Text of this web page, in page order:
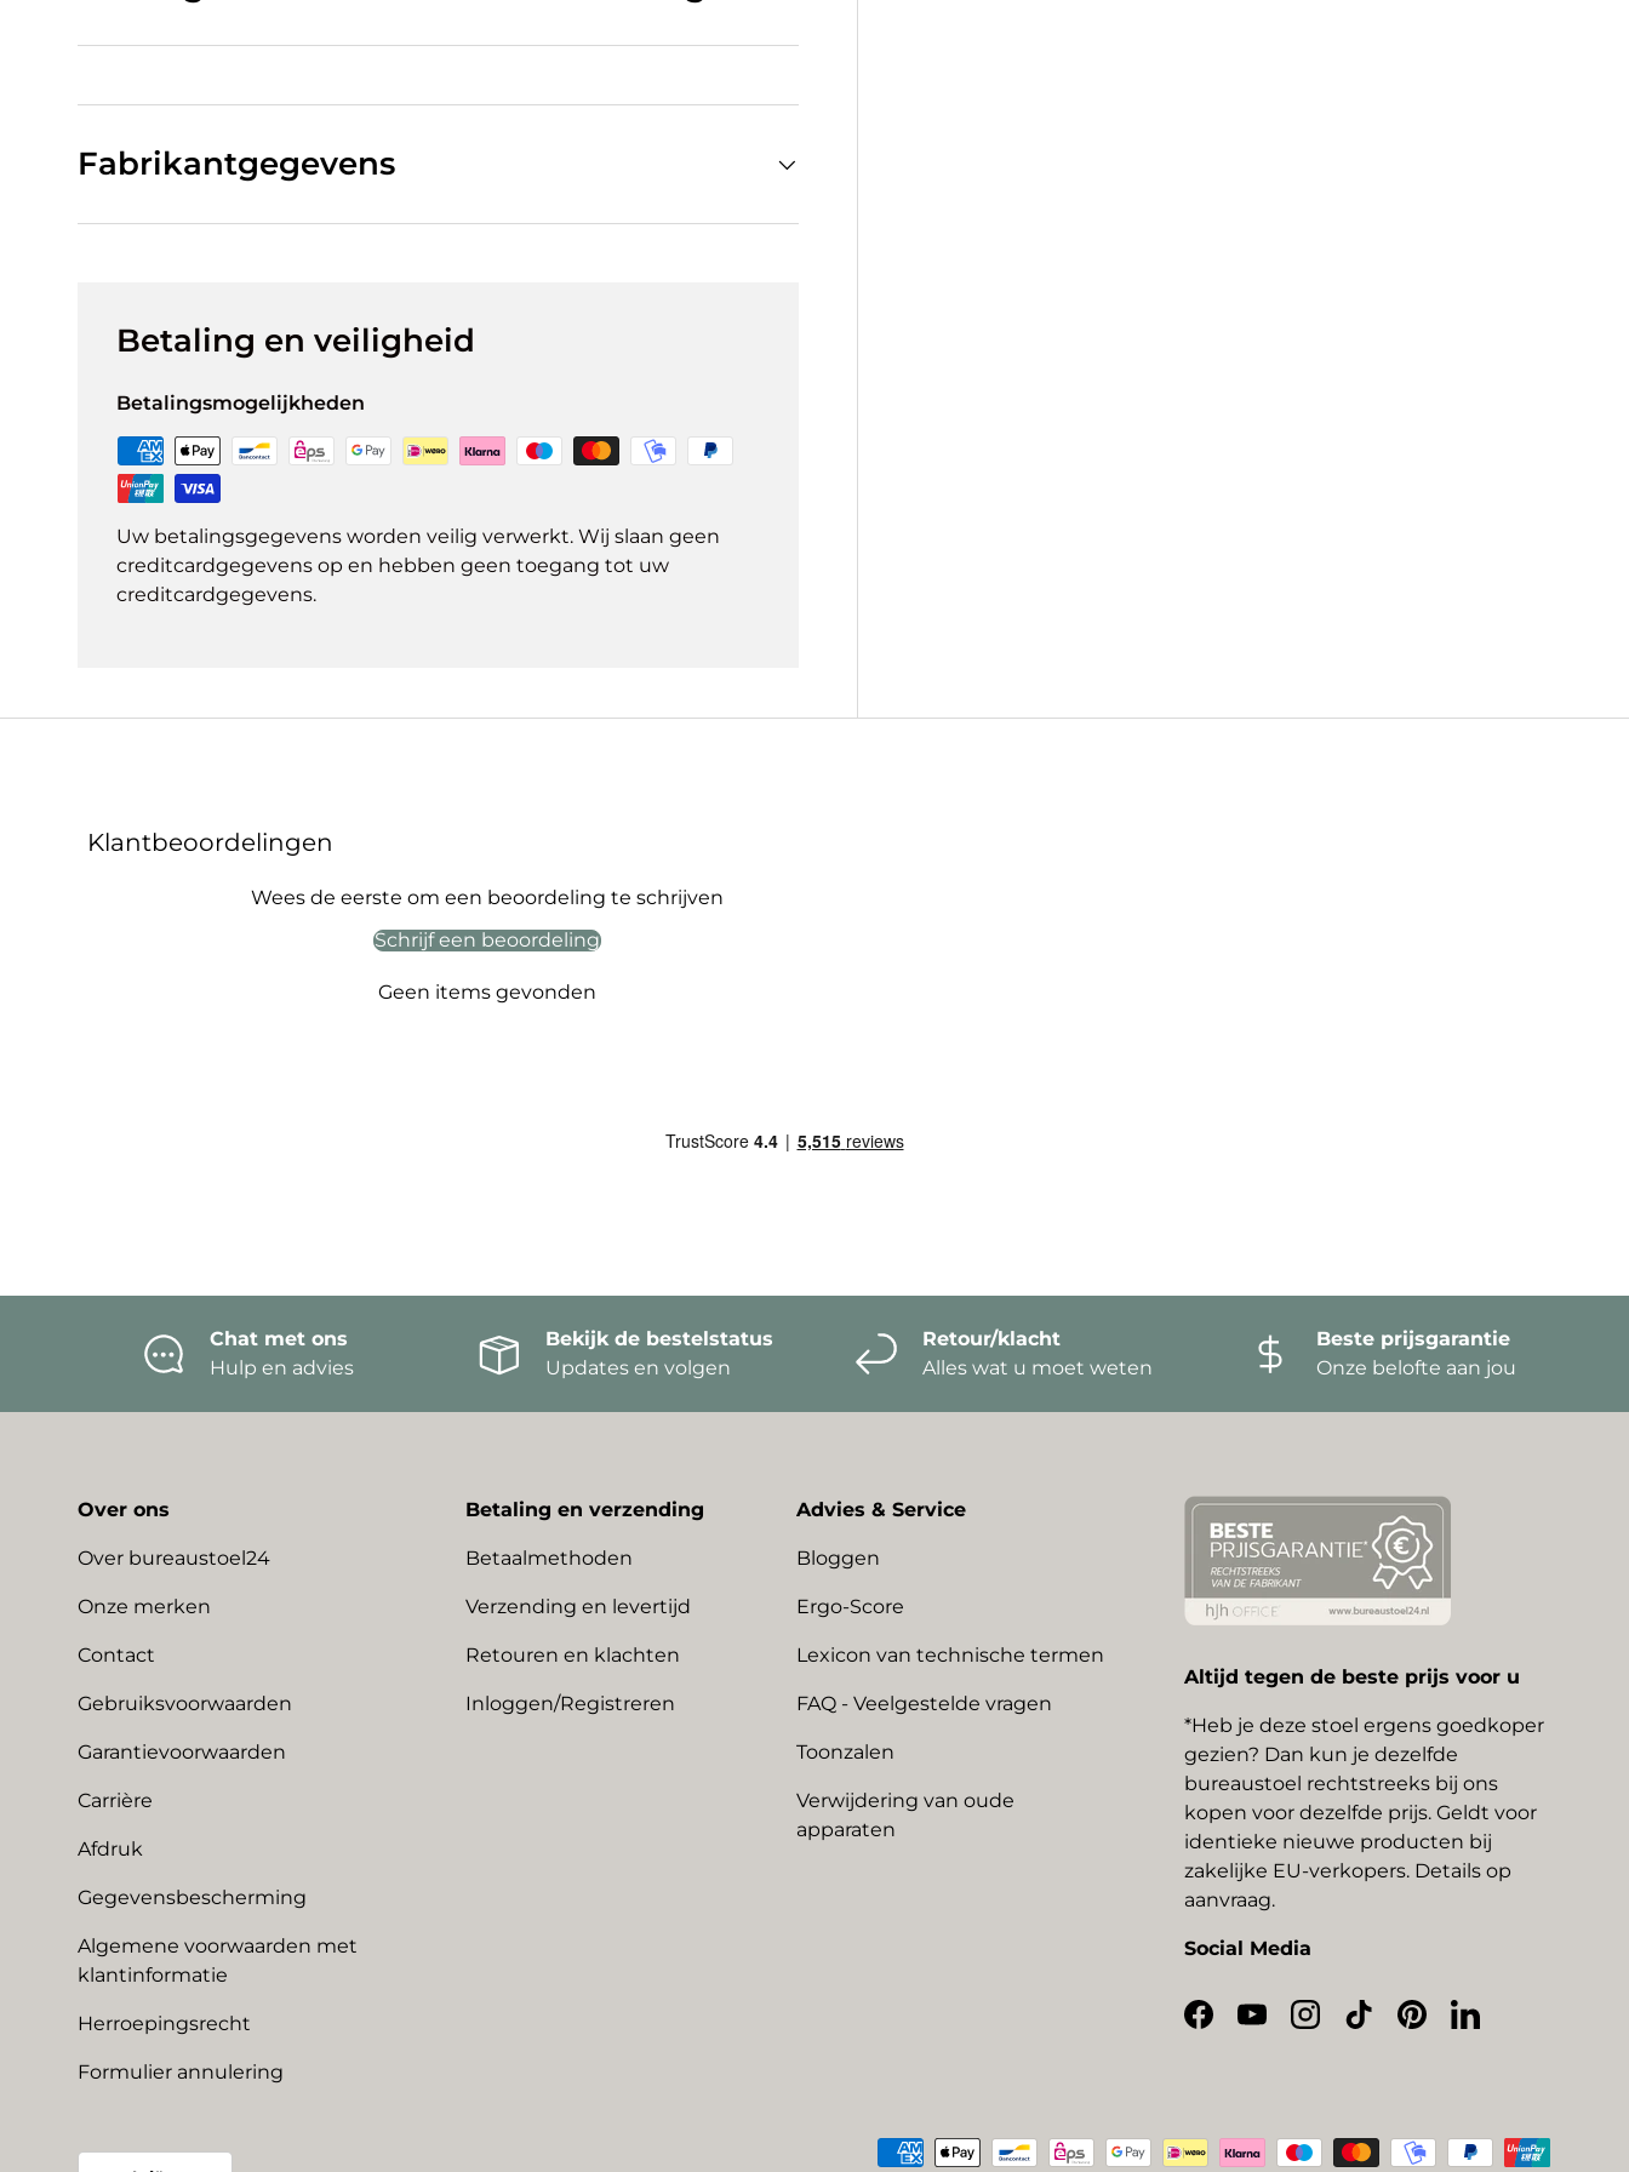
Fabrikantgegevens
Betaling en veiligheid
Betalingsmogelijkheden
Uw betalingsgegevens worden veilig verwerkt. Wij slaan geen
creditcardgegevens op en hebben geen toegang tot uw
creditcardgegevens.
Klantbeoordelingen
Wees de eerste om een beoordeling te schrijven
Schrijf een beoordeling
Geen items gevonden
Chat met ons
Hulp en advies
Bekijk de bestelstatus
Updates en volgen
Retour/klacht
Alles wat u moet weten
Beste prijsgarantie
Onze belofte aan jou
Over ons
Over bureaustoel24
Onze merken
Contact
Gebruiksvoorwaarden
Garantievoorwaarden
Carrière
Afdruk
Gegevensbescherming
Algemene voorwaarden met
klantinformatie
Herroepingsrecht
Formulier annulering
Betaling en verzending
Betaalmethoden
Verzending en levertijd
Retouren en klachten
Inloggen/Registreren
Advies & Service
Bloggen
Ergo-Score
Lexicon van technische termen
FAQ - Veelgestelde vragen
Toonzalen
Verwijdering van oude
apparaten
Altijd tegen de beste prijs voor u
*Heb je deze stoel ergens goedkoper
gezien? Dan kun je dezelfde
bureaustoel rechtstreeks bij ons
kopen voor dezelfde prijs. Geldt voor
identieke nieuwe producten bij
zakelijke EU-verkopers. Details op
aanvraag.
Social Media
Facebook
YouTubeInstagram
TikTokPinterestLinkedIn
Geaccepteerde betaalmethoden